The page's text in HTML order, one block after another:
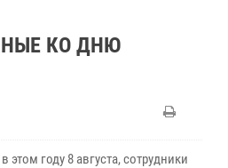
КО ДНЮ
году 8 августа, сотрудники